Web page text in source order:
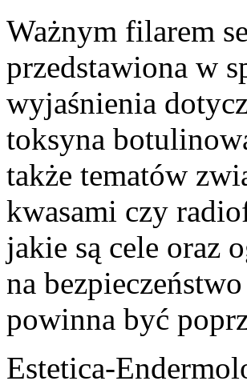
Ważnym filarem
przedstawiona w
wyjaśnienia
toksyna
także tematów
kwasami czy
jakie są cele oraz
na
powinna być
Estetica-